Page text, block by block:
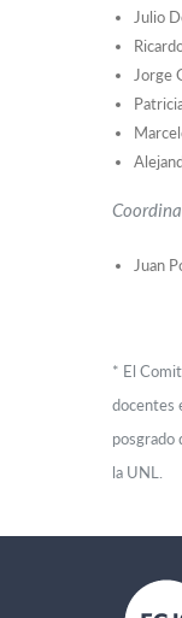
Julio
Jorge
Juan
* El
docentes
posgrado
la UNL.